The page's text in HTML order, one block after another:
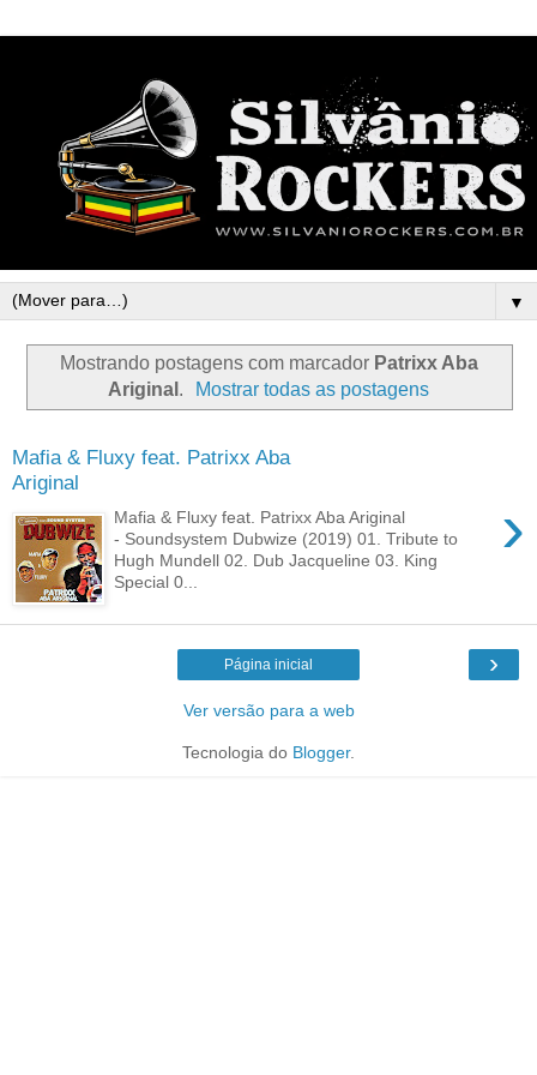
▼
Mostrando postagens com marcador Patrixx Aba
Ariginal . Mostrar todas as postagens
Mafia & Fluxy feat. Patrixx Aba
Ariginal
›
Mafia & Fluxy feat. Patrixx Aba Ariginal
- Soundsystem Dubwize (2019) 01. Tribute to
Hugh Mundell 02. Dub Jacqueline 03. King
Special 0...
›
Página inicial
Ver versão para a web
Tecnologia do Blogger.